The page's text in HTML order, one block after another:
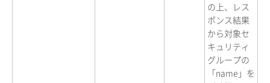
の上、レス
ポンス結果
から対象セ
キュリティ
グループの
「name」を